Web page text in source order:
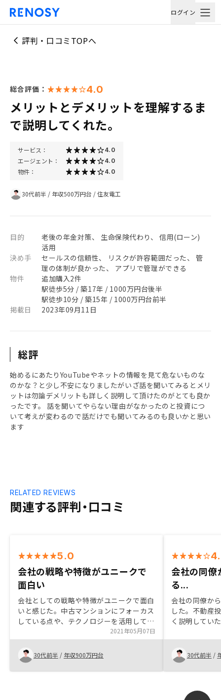
ログイン
評判・口コミTOPへ
総合評価： 4.0
メリットとデメリットを理解するま
で説明してくれた。
サービス： 4.0
エージェント： 4.0
物件： 4.0
30代前半 / 年収500万円台 /住友電工
目的
老後の年金対策、 生命保険代わり、 信用(ローン)
活用
決め手
セールスの信頼性、 リスクが許容範囲だった、 管
理の体制が良かった、 アプリで管理ができる
物件
追加購入2件
駅徒歩5分 / 築17年 / 1000万円台後半
駅徒歩10分 / 築15年 / 1000万円台前半
掲載日
2023年09月11日
総評
始めるにあたりYouTubeやネットの情報を見て危ないものな
のかな？と少し不安になりましたがいざ話を聞いてみるとメリ
ットは勿論デメリットも詳しく説明して頂けたのがとても良か
ったです。 話を聞いてやらない理由がなかったのと投資につ
いて考えが変わるので話だけでも聞いてみるのも良いかと思い
ます
関連する評判・口コミ
RELATED REVIEWS
5.0
会社の戦略や特徴がユニークで
面白い
会社としての戦略や特徴がユニークで面白
いと感じた。中古マンションにフォーカス
している点や、テクノロジーを活用してい
る点など。 すでに各種資産運用はしてい
たものの、不動産投資はまだ検討していな
かったが、リスクやメリットなど丁寧にご
説明いただいて、やらないよりやったほう
がいいと感じた。特に、レバレッジ効果に
2021年05月07日
30代前半 / 年収900万円台
会社の同僚
る...
会社の同僚か
した。不動産
く説明してい
く物件紹介を
笑)、安心し
た。ありがと
30代前半 /